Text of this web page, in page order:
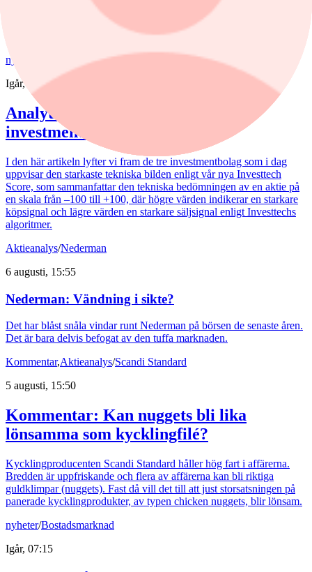
Group steg mellan 18 till 23%.
nyheter
/Investor
Igår, 08:11
Analytikern: Tre köpvärda
investmentbolag
I den här artikeln lyfter vi fram de tre investmentbolag som i dag
uppvisar den starkaste tekniska bilden enligt vår nya Investtech
Score, som sammanfattar den tekniska bedömningen av en aktie på
en skala från –100 till +100, där högre värden indikerar en starkare
köpsignal och lägre värden en starkare säljsignal enligt Investtechs
algoritmer.
Aktieanalys/Nederman
6 augusti, 15:55
Nederman: Vändning i sikte?
Det har blåst snåla vindar runt Nederman på börsen de senaste åren.
Det är bara delvis befogat av den tuffa marknaden.
Kommentar,Aktieanalys/Scandi Standard
5 augusti, 15:50
Kommentar: Kan nuggets bli lika
lönsamma som kycklingfilé?
Kycklingproducenten Scandi Standard håller hög fart i affärerna.
Bredden är uppfriskande och flera av affärerna kan bli riktiga
guldklimpar (nuggets). Fast då vill det till att just storsatsningen på
panerade kycklingprodukter, av typen chicken nuggets, blir lönsam.
nyheter/Bostadsmarknad
Igår, 07:15